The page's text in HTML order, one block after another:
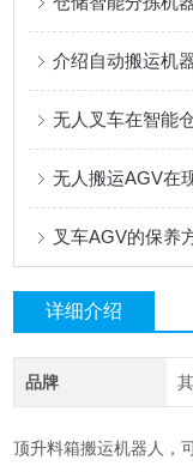
介绍自动搬运机
无人叉车在智能
无人搬运AGV在
叉车AGV的保养
详细介绍
品牌
顶升料箱搬运机器人，